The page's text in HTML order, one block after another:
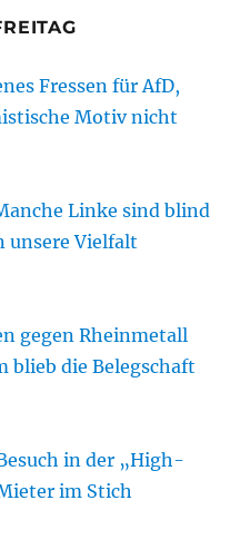
Fressen für AfD,
Motiv nicht
Linke sind blind
unsere Vielfalt
gegen Rheinmetall
blieb die Belegschaft
in der „High-
im Stich